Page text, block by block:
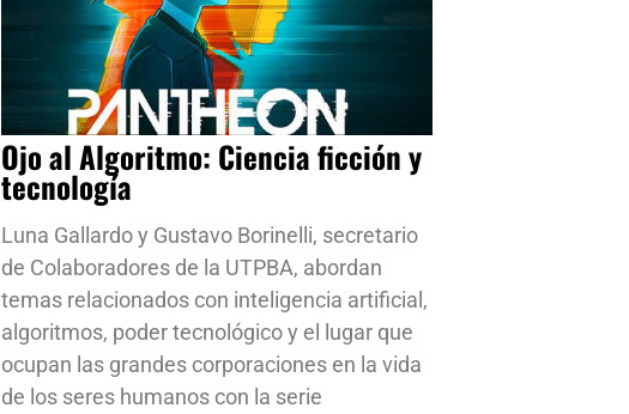
Ojo al Algoritmo: Ciencia ficción y
tecnología
Luna Gallardo y Gustavo Borinelli, secretario
de Colaboradores de la UTPBA, abordan
temas relacionados con inteligencia artificial,
algoritmos, poder tecnológico y el lugar que
ocupan las grandes corporaciones en la vida
de los seres humanos con la serie